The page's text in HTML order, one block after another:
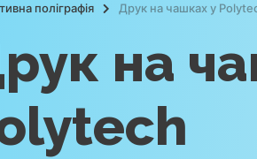
поліграфія Друк на чашках у
на